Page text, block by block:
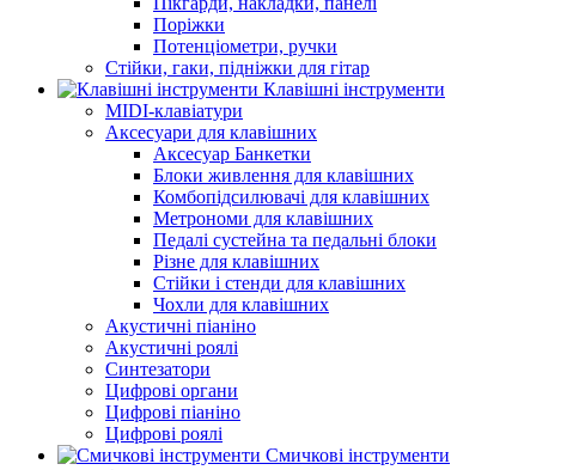
Поріжки
Потенціометри, ручки
Стійки, гаки, підніжки для гітар
Клавішні інструменти
MIDI-клавіатури
Аксесуари для клавішних
Аксесуар Банкетки
Блоки живлення для клавішних
Комбопідсилювачі для клавішних
Метрономи для клавішних
Педалі сустейна та педальні блоки
Різне для клавішних
Стійки і стенди для клавішних
Чохли для клавішних
Акустичні піаніно
Акустичні роялі
Синтезатори
Цифрові органи
Цифрові піаніно
Цифрові роялі
Смичкові інструменти